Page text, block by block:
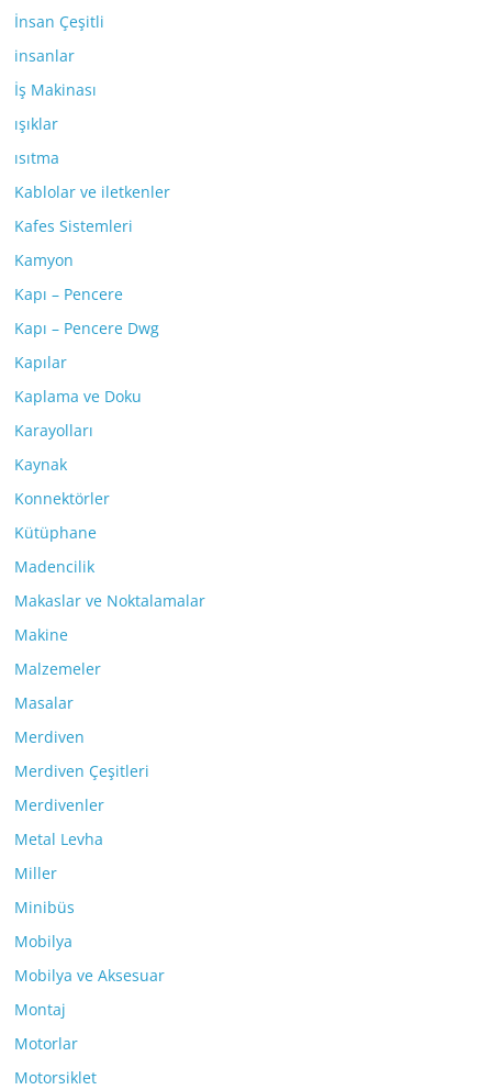
İnsan Çeşitli
insanlar
İş Makinası
ışıklar
ısıtma
Kablolar ve iletkenler
Kafes Sistemleri
Kamyon
Kapı – Pencere
Kapı – Pencere Dwg
Kapılar
Kaplama ve Doku
Karayolları
Kaynak
Konnektörler
Kütüphane
Madencilik
Makaslar ve Noktalamalar
Makine
Malzemeler
Masalar
Merdiven
Merdiven Çeşitleri
Merdivenler
Metal Levha
Miller
Minibüs
Mobilya
Mobilya ve Aksesuar
Montaj
Motorlar
Motorsiklet